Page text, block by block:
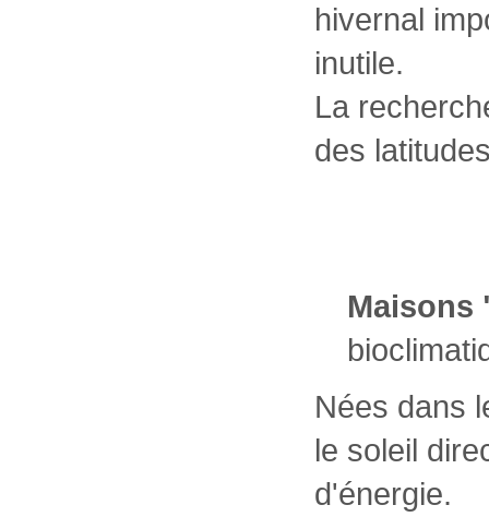
hivernal
inutile.
La
des
Maisons
Nées dans
le soleil
d'énergie.